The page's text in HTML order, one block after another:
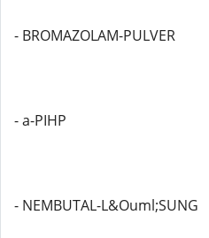
- BROMAZOLAM-PULVER
- a-PIHP
- NEMBUTAL-L&Ouml;SUNG